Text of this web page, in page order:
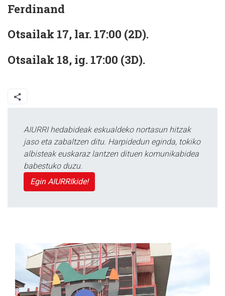
Ferdinand
Otsailak 17, lar. 17:00 (2D).
Otsailak 18, ig. 17:00 (3D).
AIURRI hedabideak eskualdeko nortasun hitzak
jaso eta zabaltzen ditu. Harpidedun eginda, tokiko
albisteak euskaraz lantzen dituen komunikabidea
babestuko duzu.
Egin AIURRIkide!